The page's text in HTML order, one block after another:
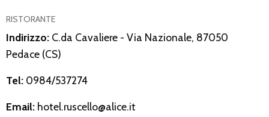
RISTORANTE
Indirizzo: C.da Cavaliere - Via Nazionale, 87050
Pedace (CS)
Tel: 0984/537274
Email: hotel.ruscello@alice.it